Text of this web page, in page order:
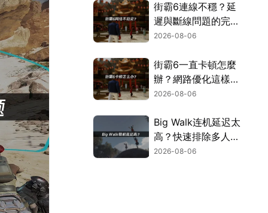
街霸6連線不穩？延
遲與斷線問題的完整
解決指南！
2026-08-06
街霸6一直卡頓怎麼
辦？網路優化這樣解
決！
2026-08-06
Big Walk连机延迟太
高？快速排除多人游
玩卡顿困扰！
2026-08-06